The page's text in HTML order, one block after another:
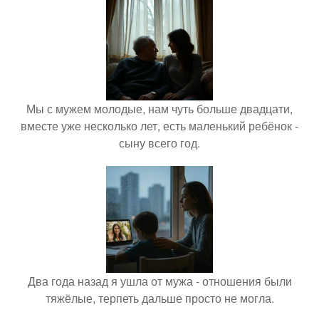
Мы с мужем молодые, нам чуть больше двадцати,
вместе уже несколько лет, есть маленький ребёнок -
сыну всего год.
Два года назад я ушла от мужа - отношения были
тяжёлые, терпеть дальше просто не могла.